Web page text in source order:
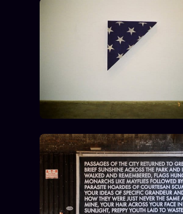
Lectures des sœurs
Bienvenue nouveau membre
Z/S SYSTEMS
z/S SYSTEMS2026
BRAINS MODELS2017
GENERIC ARCHITECTS2018